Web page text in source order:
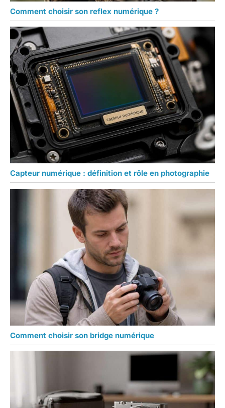
Comment choisir son reflex numérique ?
Capteur numérique : définition et rôle en photographie
Comment choisir son bridge numérique